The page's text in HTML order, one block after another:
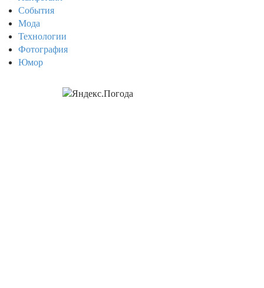
События
Мода
Технологии
Фотография
Юмор